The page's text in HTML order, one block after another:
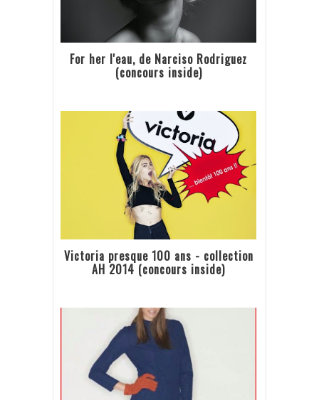
For her l'eau, de Narciso Rodriguez
(concours inside)
Victoria presque 100 ans - collection
AH 2014 (concours inside)